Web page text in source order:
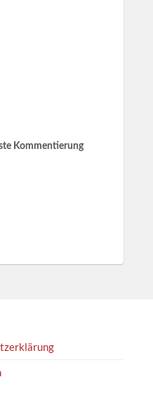
Kommentierung